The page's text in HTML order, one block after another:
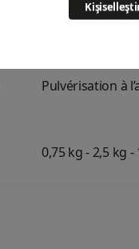
Sec hors-
Pulvérisation à
0,75 kg - 2,5 kg -